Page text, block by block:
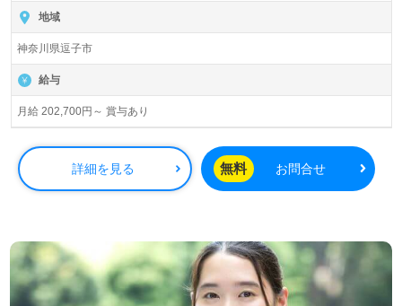
地域
神奈川県逗子市
給与
月給 202,700円～ 賞与あり
詳細を見る 無料 お問合せ